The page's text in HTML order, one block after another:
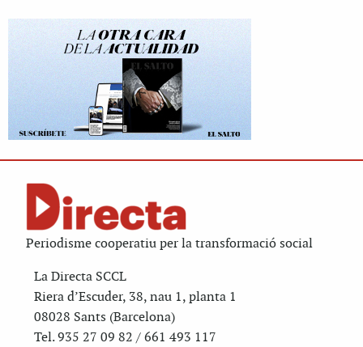
Periodisme cooperatiu per la transformació social
La Directa SCCL
Riera d’Escuder, 38, nau 1, planta 1
08028 Sants (Barcelona)
Tel. 935 27 09 82 / 661 493 117